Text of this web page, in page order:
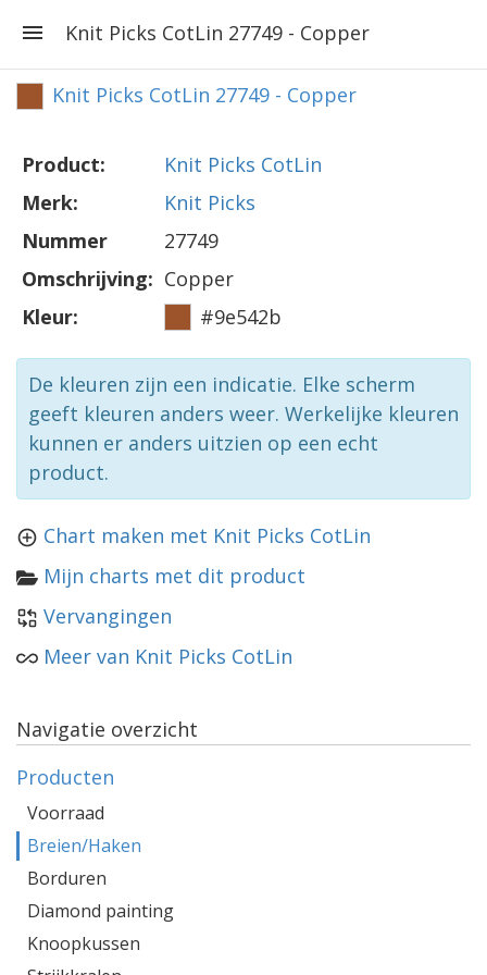
Knit Picks CotLin 27749 - Copper
Knit Picks CotLin 27749 - Copper
Product:
Knit Picks CotLin
Merk:
Knit Picks
Nummer
27749
Omschrijving: Copper
Kleur:
#9e542b
De kleuren zijn een indicatie. Elke scherm
geeft kleuren anders weer. Werkelijke kleuren
kunnen er anders uitzien op een echt
product.
Chart maken met Knit Picks CotLin
Mijn charts met dit product
Vervangingen
Meer van Knit Picks CotLin
Navigatie overzicht
Producten
Voorraad
Breien/Haken
Borduren
Diamond painting
Knoopkussen